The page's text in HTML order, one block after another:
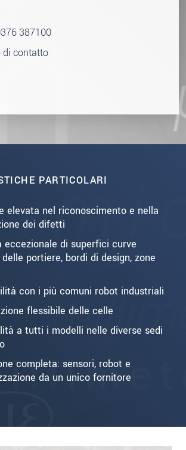
PARTICOLARI
elevata nel riconoscimento e nella
dei difetti
eccezionale di superfici curve
portiere, bordi di design, zone
con i più comuni robot industriali
flessibile delle celle
a tutti i modelli nelle diverse sedi
completa: sensori, robot e
da un unico fornitore
387100
di contatto